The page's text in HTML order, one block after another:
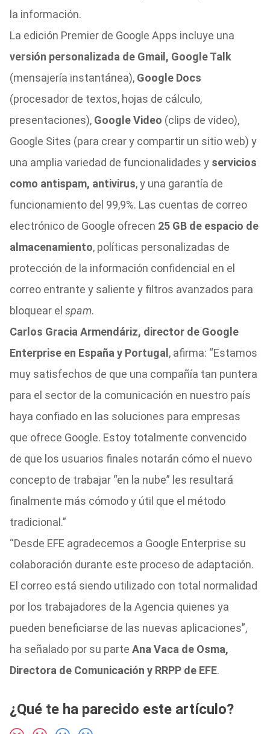
la información.
La edición Premier de Google Apps incluye una
versión personalizada de Gmail, Google Talk
(mensajería instantánea),Google Docs
(procesador de textos, hojas de cálculo,
presentaciones), Google Video (clips de video),
Google Sites (para crear y compartir un sitio web) y
una amplia variedad de funcionalidades y servicios
como antispam, antivirus, y una garantía de
funcionamiento del 99,9%. Las cuentas de correo
electrónico de Google ofrecen 25 GB de espacio de
almacenamiento, políticas personalizadas de
protección de la información confidencial en el
correo entrante y saliente y filtros avanzados para
bloquear el spam.
Carlos Gracia Armendáriz, director de Google
Enterprise en España y Portugal , afirma: “Estamos
muy satisfechos de que una compañía tan puntera
para el sector de la comunicación en nuestro país
haya confiado en las soluciones para empresas
que ofrece Google. Estoy totalmente convencido
de que los usuarios finales notarán cómo el nuevo
concepto de trabajar “en la nube” les resultará
finalmente más cómodo y útil que el método
tradicional.”
“Desde EFE agradecemos a Google Enterprise su
colaboración durante este proceso de adaptación.
El correo está siendo utilizado con total normalidad
por los trabajadores de la Agencia quienes ya
pueden beneficiarse de las nuevas aplicaciones”,
ha señalado por su parte Ana Vaca de Osma,
Directora de Comunicación y RRPP de EFE.
¿Qué te ha parecido este artículo?